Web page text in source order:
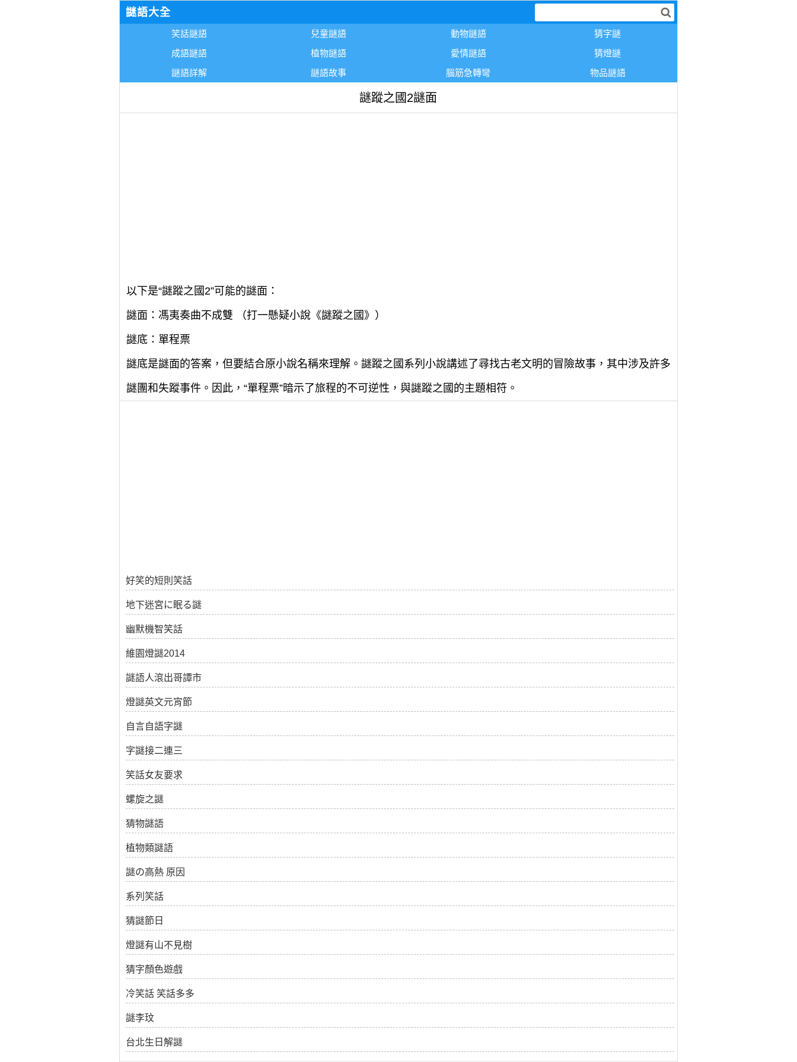
謎語大全
笑話謎語 兒童謎語 動物謎語
猜字謎
成語謎語
植物謎語 愛情謎語
猜燈謎
謎語詳解
謎語故事 腦筋急轉彎 物品謎語
謎蹤之國2謎面
以下是“謎蹤之國2”可能的謎面：
謎面：馮夷奏曲不成雙 （打一懸疑小說《謎蹤之國》）
謎底：單程票
謎底是謎面的答案，但要結合原小說名稱來理解。謎蹤之國系列小說講述了尋找古老文明的冒險故事，其中涉及許多
謎團和失蹤事件。因此，“單程票”暗示了旅程的不可逆性，與謎蹤之國的主題相符。
好笑的短則笑話
地下迷宮に眠る謎
幽默機智笑話
維園燈謎2014
謎語人滾出哥譚市
燈謎英文元宵節
自言自語字謎
字謎接二連三
笑話女友要求
螺旋之謎
猜物謎語
植物類謎語
謎の高熱 原因
系列笑話
猜謎節日
燈謎有山不見樹
猜字顏色遊戲
冷笑話 笑話多多
謎李玟
台北生日解謎